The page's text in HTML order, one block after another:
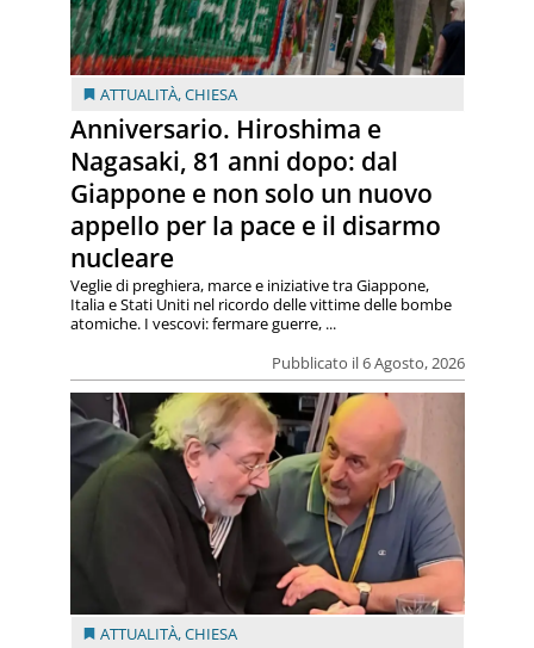
ATTUALITÀ,CHIESA
Anniversario. Hiroshima e
Nagasaki, 81 anni dopo: dal
Giappone e non solo un nuovo
appello per la pace e il disarmo
nucleare
Pubblicato il 6 Agosto, 2026
Veglie di preghiera, marce e iniziative tra Giappone,
Italia e Stati Uniti nel ricordo delle vittime delle bombe
atomiche. I vescovi: fermare guerre, ...
ATTUALITÀ,CHIESA